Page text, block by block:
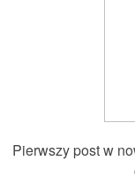
Pierwszy post w